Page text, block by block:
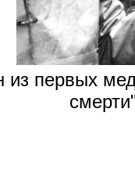
из первых